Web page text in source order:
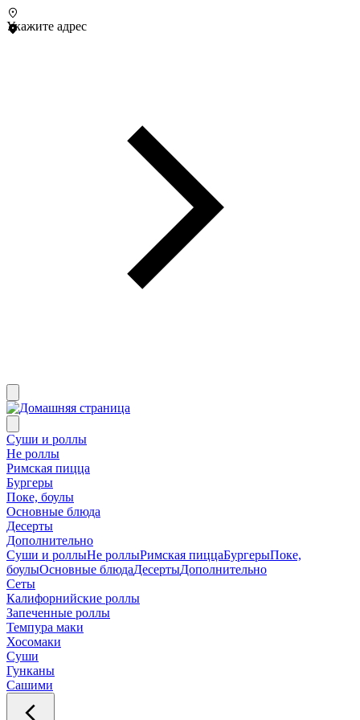
Укажите адрес
Суши и роллы
Не роллы
Римская пицца
Бургеры
Поке, боулы
Основные блюда
Десерты
Дополнительно
Суши и роллыНе роллыРимская пиццаБургерыПоке,
боулыОсновные блюдаДесертыДополнительно
Сеты
Калифорнийские роллы
Запеченные роллы
Темпура маки
Хосомаки
Суши
Гунканы
Сашими